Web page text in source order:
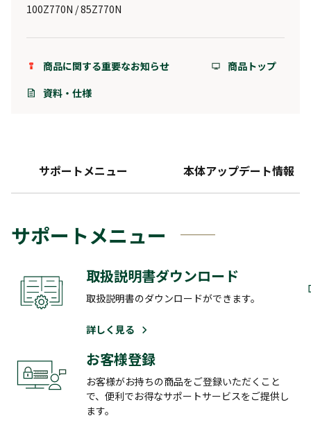
100Z770N / 85Z770N
商品に関する重要なお知らせ
商品トップ
資料・仕様
サポートメニュー 本体アップデート情報
サポートメニュー
取扱説明書ダウンロード
取扱説明書のダウンロードができます。
詳しく見る
お客様登録
お客様がお持ちの商品をご登録いただくこと
で、便利でお得なサポートサービスをご提供し
ます。